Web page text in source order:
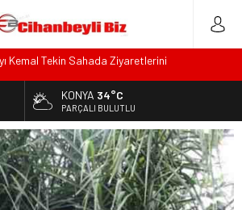
Kemal Tekin Sahada Ziyaretlerini
Feci şekilde Can Verdi
oksijen tüpünün patlaması sonucu hayatını
bebek 2 kişi ile yaralanan 2 kişinin kimlikleri
TİCARİ ARAÇ TAKLA ATTI: 2’Sİ ÇOCUK, 3
KONYA 34°C
PARÇALI BULUTLU